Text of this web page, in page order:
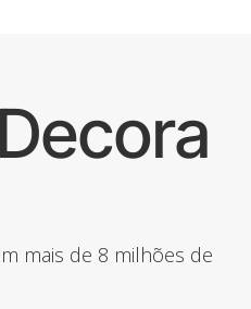
mais de 8 milhões de